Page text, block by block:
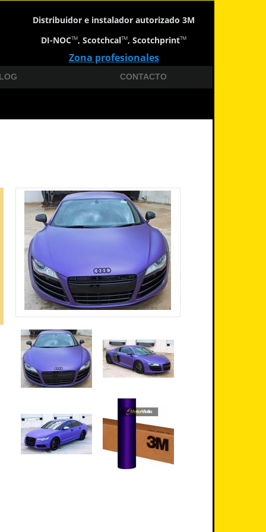
Distribuidor e instalador autorizado 3M
DI-NOCTM, ScotchcalTM, ScotchprintTM
Zona profesionales
CONTACTO